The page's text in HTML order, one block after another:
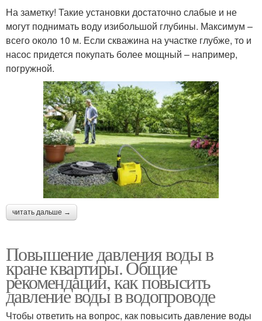
На заметку! Такие установки достаточно слабые и не
могут поднимать воду изибольшой глубины. Максимум –
всего около 10 м. Если скважина на участке глубже, то и
насос придется покупать более мощный – например,
погружной.
читать дальше →
Повышение давления воды в
кране квартиры. Общие
рекомендации, как повысить
давление воды в водопроводе
Чтобы ответить на вопрос, как повысить давление воды